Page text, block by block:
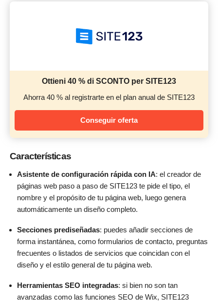
Ottieni 40 % di SCONTO per SITE123
Ahorra 40 % al registrarte en el plan anual de SITE123
Conseguir oferta
Características
Asistente de configuración rápida con IA: el creador de
páginas web paso a paso de SITE123 te pide el tipo, el
nombre y el propósito de tu página web, luego genera
automáticamente un diseño completo.
Secciones prediseñadas: puedes añadir secciones de
forma instantánea, como formularios de contacto, preguntas
frecuentes o listados de servicios que coincidan con el
diseño y el estilo general de tu página web.
Herramientas SEO integradas: si bien no son tan
avanzadas como las funciones SEO de Wix, SITE123